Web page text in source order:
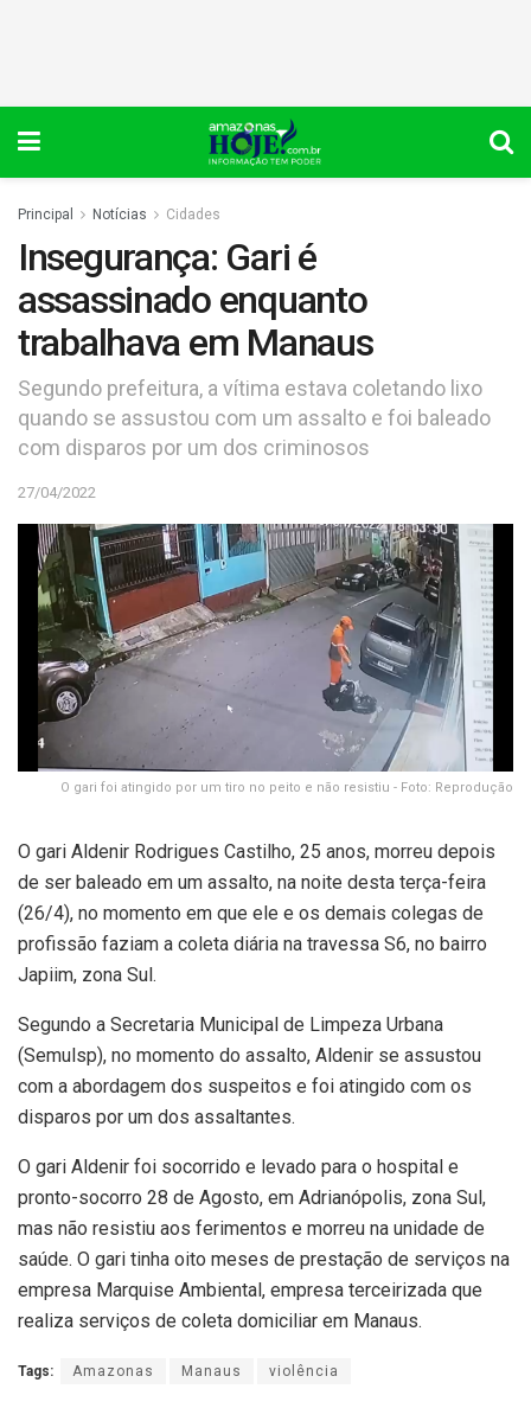
Principal Notícias Cidades
Insegurança: Gari é
assassinado enquanto
trabalhava em Manaus
Segundo prefeitura, a vítima estava coletando lixo
quando se assustou com um assalto e foi baleado
com disparos por um dos criminosos
27/04/2022
O gari foi atingido por um tiro no peito e não resistiu - Foto: Reprodução
O gari Aldenir Rodrigues Castilho, 25 anos, morreu depois
de ser baleado em um assalto, na noite desta terça-feira
(26/4), no momento em que ele e os demais colegas de
profissão faziam a coleta diária na travessa S6, no bairro
Japiim, zona Sul.
Segundo a Secretaria Municipal de Limpeza Urbana
(Semulsp), no momento do assalto, Aldenir se assustou
com a abordagem dos suspeitos e foi atingido com os
disparos por um dos assaltantes.
O gari Aldenir foi socorrido e levado para o hospital e
pronto-socorro 28 de Agosto, em Adrianópolis, zona Sul,
mas não resistiu aos ferimentos e morreu na unidade de
saúde. O gari tinha oito meses de prestação de serviços na
empresa Marquise Ambiental, empresa terceirizada que
realiza serviços de coleta domiciliar em Manaus.
Tags: Amazonas Manaus violência